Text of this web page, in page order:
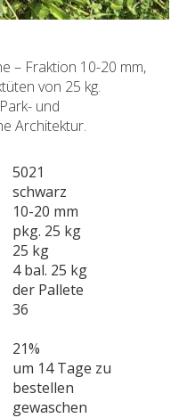
– Fraktion 10-20 mm,
von 25 kg.
und
Architektur.
5021
schwarz
10-20 mm
pkg. 25 kg
25 kg
4 bal. 25 kg
der Pallete
36
21%
um 14 Tage zu
bestellen
gewaschen